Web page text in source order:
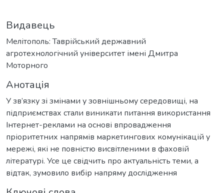
Видавець
Мелітополь: Таврійський державний
агротехнологічний університет імені Дмитра
Моторного
Анотація
У зв’язку зі змінами у зовнішньому середовищі, на
підприємствах стали виникати питання використання
Інтернет-реклами на основі впровадження
пріоритетних напрямів маркетингових комунікацій у
мережі, які не повністю висвітленими в фаховій
літературі. Усе це свідчить про актуальність теми, а
відтак, зумовило вибір напряму дослідження